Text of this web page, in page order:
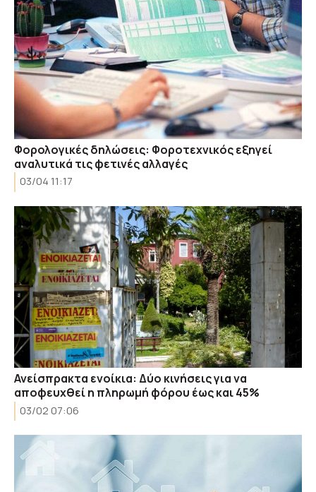
Φορολογικές δηλώσεις: Φοροτεχνικός εξηγεί
αναλυτικά τις φετινές αλλαγές
03/04 11:17
Ανείσπρακτα ενοίκια: Δύο κινήσεις για να
αποφευχθεί η πληρωμή φόρου έως και 45%
03/02 07:06